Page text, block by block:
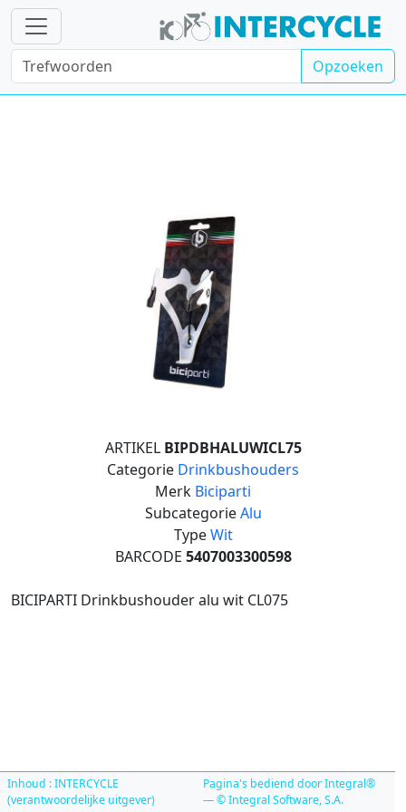
Opzoeken
ARTIKEL BIPDBHALUWICL75
Categorie Drinkbushouders
Merk Biciparti
SubcategorieAlu
TypeWit
BARCODE 5407003300598
BICIPARTI Drinkbushouder alu wit CL075
Inhoud : INTERCYCLE
(verantwoordelijke uitgever)
Pagina's bediend door Integral®
— © Integral Software, S.A.